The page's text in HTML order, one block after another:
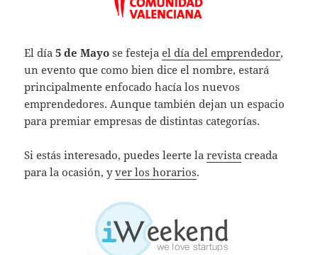
El día5 de Mayo se festejael día del emprendedor,
un evento que como bien dice el nombre, estará
principalmente enfocado hacía los nuevos
emprendedores. Aunque también dejan un espacio
para premiar empresas de distintas categorías.
Si estás interesado, puedes leerte larevista creada
para la ocasión, yver los horarios.